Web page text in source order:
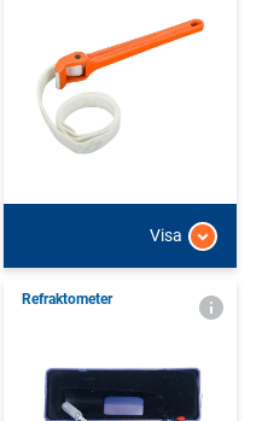
Visa
Refraktometer